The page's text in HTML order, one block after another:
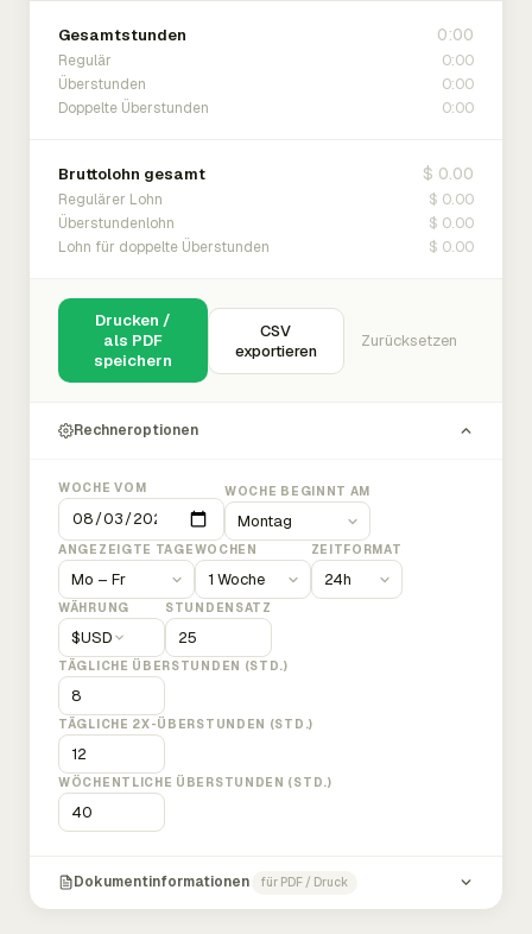
Gesamtstunden 0:00
Regulär 0:00
Überstunden 0:00
Doppelte Überstunden 0:00
Bruttolohn gesamt $ 0.00
Regulärer Lohn $ 0.00
Überstundenlohn $ 0.00
Lohn für doppelte Überstunden $ 0.00
Drucken /
als PDF
speichern
CSV
exportieren
Zurücksetzen
Rechneroptionen
WOCHE VOM WOCHE BEGINNT AM
ANGEZEIGTE TAGEWOCHEN ZEITFORMAT
WÄHRUNG
$USD
STUNDENSATZ
TÄGLICHE ÜBERSTUNDEN (STD.)
TÄGLICHE 2X-ÜBERSTUNDEN (STD.)
WÖCHENTLICHE ÜBERSTUNDEN (STD.)
Dokumentinformationen für PDF / Druck